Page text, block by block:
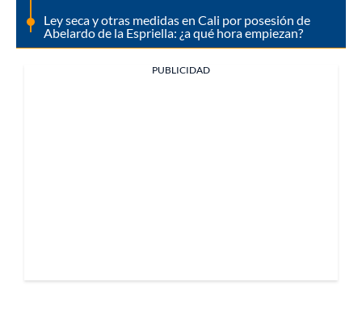
Ley seca y otras medidas en Cali por posesión de
Abelardo de la Espriella: ¿a qué hora empiezan?
PUBLICIDAD